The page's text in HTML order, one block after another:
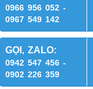
0966 956 052 -
0967 549 142
GỌI, ZALO:
0942 547 456 -
0902 226 359